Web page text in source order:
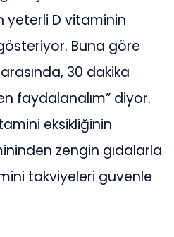
D vitaminin
Buna göre
30 dakika
faydalanalım” diyor.
eksikliğinin
zengin gıdalarla
takviyeleri güvenle